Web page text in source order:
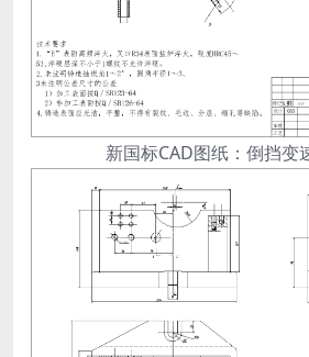
新国标CAD图纸：倒挡变